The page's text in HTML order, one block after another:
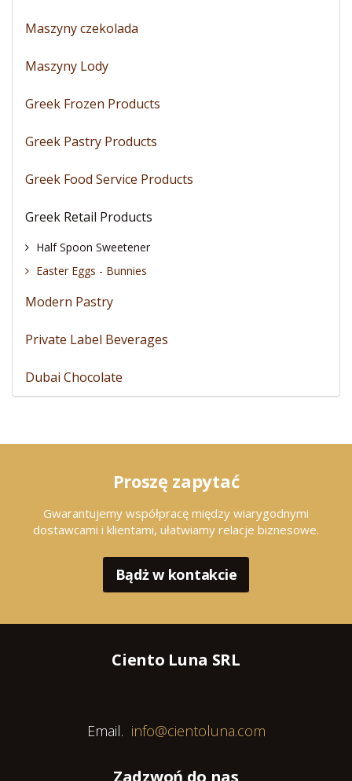
Maszyny czekolada
Maszyny Lody
Greek Frozen Products
Greek Pastry Products
Greek Food Service Products
Greek Retail Products
Half Spoon Sweetener
Easter Eggs - Bunnies
Modern Pastry
Private Label Beverages
Dubai Chocolate
Proszę zapytać
Gwarantujemy współpracę między wiarygodnymi
dostawcami i klientami, ułatwiamy relacje biznesowe.
Bądż w kontakcie
Ciento Luna SRL
Email. info@cientoluna.com
Zadzwoń do nas